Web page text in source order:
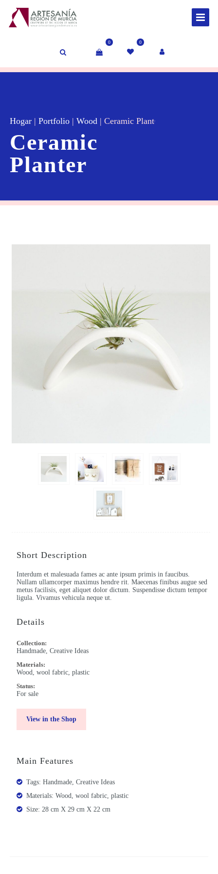
0 0
Hogar | Portfolio | Wood | Ceramic Planter
Ceramic
Planter
Short Description
Interdum et malesuada fames ac ante ipsum primis in faucibus.
Nullam ullamcorper maximus hendre rit. Maecenas finibus augue sed
metus facilisis, eget aliquet dolor dictum. Suspendisse dictum tempor
ligula. Vivamus vehicula neque ut.
Details
Collection:
Handmade, Creative Ideas
Materials:
Wood, wool fabric, plastic
Status:
For sale
View in the Shop
Main Features
Tags: Handmade, Creative Ideas
Materials: Wood, wool fabric, plastic
Size: 28 cm X 29 cm X 22 cm